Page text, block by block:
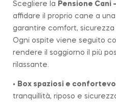
Scegliere la Pensione Cani
affidare il proprio cane a
garantire comfort,
Ogni ospite viene seguito
rendere il soggiorno il più
rilassante.
• Box spaziosi e
tranquillità, riposo e